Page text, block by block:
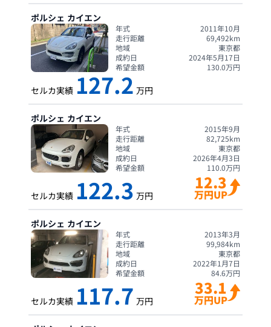
ポルシェ カイエン
年式
2011年10月
走行距離
69,492km
地域
東京都
成約日
2024年5月17日
希望金額
130.0万円
セルカ実績 127.2 万円
ポルシェ カイエン
年式
2015年9月
走行距離
82,725km
地域
東京都
成約日
2026年4月3日
希望金額
110.0万円
セルカ実績 122.3 万円
12.3
万円UP
ポルシェ カイエン
年式
2013年3月
走行距離
99,984km
地域
東京都
成約日
2022年1月7日
希望金額
84.6万円
セルカ実績 117.7 万円
33.1
万円UP